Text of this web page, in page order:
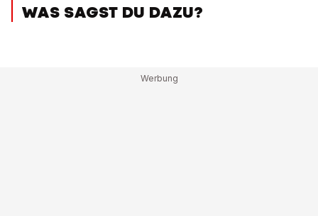
WAS SAGST DU DAZU?